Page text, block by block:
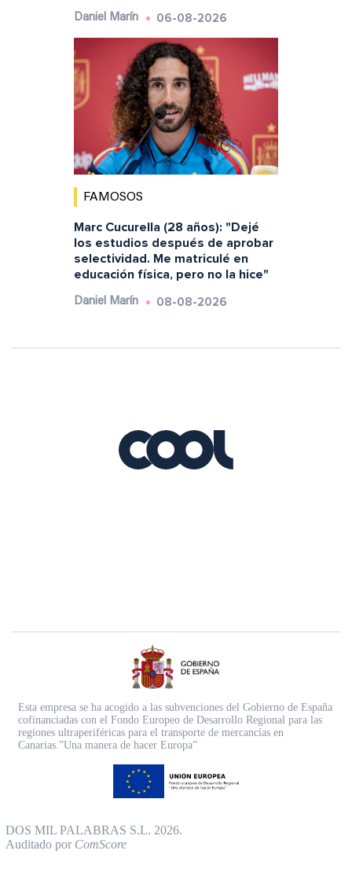
Daniel Marín 06-08-2026
FAMOSOS
Marc Cucurella (28 años): "Dejé
los estudios después de aprobar
selectividad. Me matriculé en
educación física, pero no la hice"
Daniel Marín 08-08-2026
Esta empresa se ha acogido a las subvenciones del Gobierno de España
cofinanciadas con el Fondo Europeo de Desarrollo Regional para las
regiones ultraperiféricas para el transporte de mercancías en
Canarias.”Una manera de hacer Europa”
DOS MIL PALABRAS S.L. 2026.
Auditado por ComScore